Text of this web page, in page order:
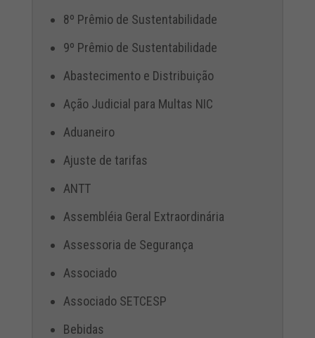
8º Prêmio de Sustentabilidade
9º Prêmio de Sustentabilidade
Abastecimento e Distribuição
Ação Judicial para Multas NIC
Aduaneiro
Ajuste de tarifas
ANTT
Assembléia Geral Extraordinária
Assessoria de Segurança
Associado
Associado SETCESP
Bebidas